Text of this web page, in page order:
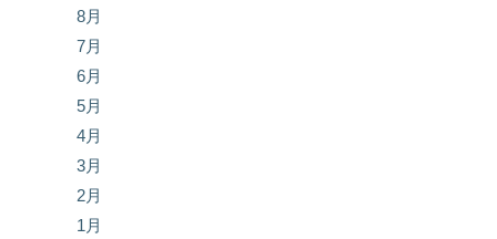
8月
7月
6月
5月
4月
3月
2月
1月